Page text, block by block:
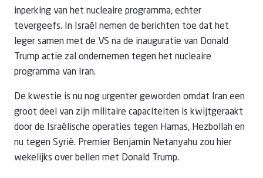
inperking van het nucleaire programma, echter
tevergeefs. In Israël nemen de berichten toe dat het
leger samen met de VS na de inauguratie van Donald
Trump actie zal ondernemen tegen het nucleaire
programma van Iran.
De kwestie is nu nog urgenter geworden omdat Iran een
groot deel van zijn militaire capaciteiten is kwijtgeraakt
door de Israëlische operaties tegen Hamas, Hezbollah en
nu tegen Syrië. Premier Benjamin Netanyahu zou hier
wekelijks over bellen met Donald Trump.